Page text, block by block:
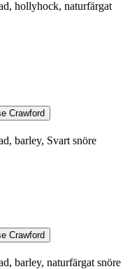
hollyhock, naturfärgat
Crawford
barley, Svart snöre
Crawford
barley, naturfärgat snöre